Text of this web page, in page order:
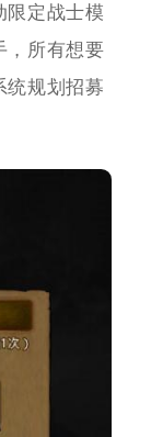
限定战士模
，所有想要
统规划招募